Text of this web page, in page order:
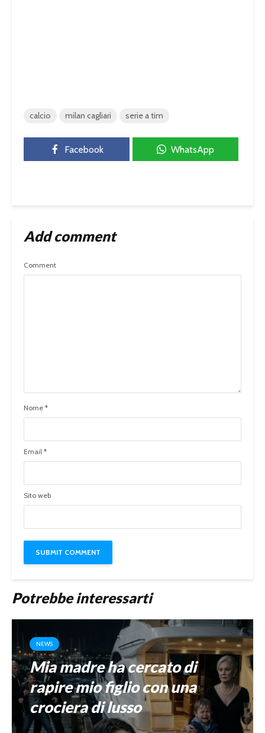
calcio milan cagliari serie a tim
Facebook WhatsApp
Add comment
Comment
Nome *
Email *
Sito web
Potrebbe interessarti
NEWS
Mia madre ha cercato di
rapire mio figlio con una
crociera di lusso